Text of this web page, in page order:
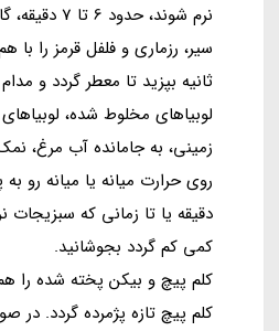
نرم شوند، حدود 6 تا 7 دقیقه، گاهی اوقات هم بزنید.
ثانیه بپزید تا معطر گردد و
لوبیاهای مخلوط شده،
زمینی، به جامانده آب مرغ،
دقیقه یا تا زمانی که
کمی کم گردد بجوشانید.
کلم پیچ و بیکن پخته شده را
کلم پیچ تازه پژمرده گردد. در